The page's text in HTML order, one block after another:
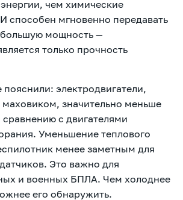
чем химические
способен мгновенно передавать
мощность —
только прочность
электродвигатели,
значительно меньше
сравнению с двигателями
Уменьшение теплового
менее заметным для
Это важно для
и военных БПЛА. Чем холоднее
его обнаружить.